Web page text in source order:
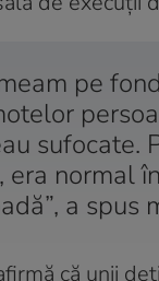
pe
sufocate.
era normal
a spus
că unii